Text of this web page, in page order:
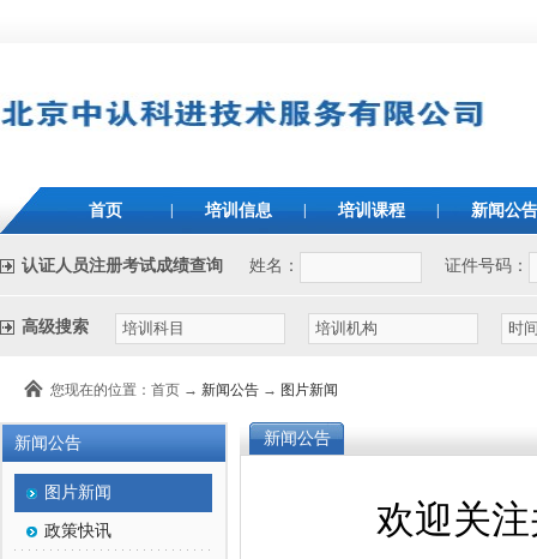
首页 培训信息 培训课程 新闻公告
认证人员注册考试成绩查询 姓名： 证件号码：
高级搜索
您现在的位置：首页 → 新闻公告 → 图片新闻
新闻公告
图片新闻
政策快讯
新闻公告
欢迎关